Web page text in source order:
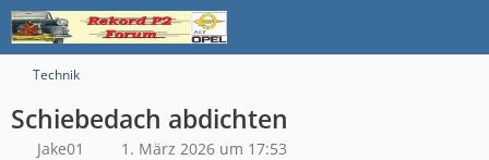
Technik
Schiebedach abdichten
Jake01 1. März 2026 um 17:53